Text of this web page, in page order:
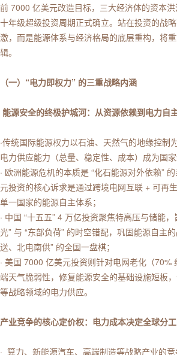
前 7000 亿美元改造目标，三大经济体的资本
十年级超级投资周期正式确立。站在投资的战
激，而是能源体系与经济格局的底层重构，将
辑。
（一）“电力即权力” 的三重战略内涵
能源安全的终极护城河：从资源依赖到电力自
·传统国际能源权力以石油、天然气的地缘控制
电力供应能力（总量、稳定性、成本）成为国家
· 欧洲能源危机的本质是 “化石能源对外依赖”
元投资的核心诉求是通过跨境电网互联 + 可再
单一国家的能源自主体系；
· 中国 “十五五” 4 万亿投资聚焦特高压与储能，
光” 与 “东部负荷” 的时空错配，巩固能源自主
送、北电南供” 的全国一盘棋；
· 美国 7000 亿美元投资则针对电网老化（70%
端天气脆弱性，修复能源安全的基础设施短板
等战略领域的电力供应。
产业竞争的核心定价权：电力成本决定全球分工
· 算力、新能源汽车、高端制造等战略产业的